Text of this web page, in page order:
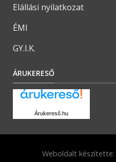
Elállási nyilatkozat
ÉMI
GY.I.K.
ÁRUKERESŐ
Árukereső.hu
Weboldalt készítette: